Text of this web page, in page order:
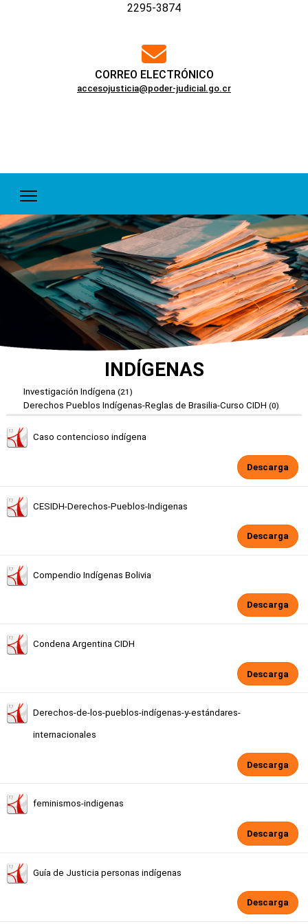
2295-3874
far
envelope
CORREO ELECTRÓNICO
accesojusticia@poder-judicial.go.cr
INDÍGENAS
Investigación Indígena (21)
Derechos Pueblos Indígenas-Reglas de Brasilia-Curso CIDH (0)
Caso contencioso indígena
Descarga
CESIDH-Derechos-Pueblos-Indigenas
Descarga
Compendio Indígenas Bolivia
Descarga
Condena Argentina CIDH
Descarga
Derechos-de-los-pueblos-indígenas-y-estándares-
internacionales
Descarga
feminismos-indigenas
Descarga
Guía de Justicia personas indígenas
Descarga